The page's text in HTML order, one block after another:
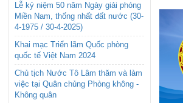
Lễ kỷ niệm 50 năm Ngày giải phóng
Miền Nam, thống nhất đất nước (30-
4-1975 / 30-4-2025)
Khai mạc Triển lãm Quốc phòng
quốc tế Việt Nam 2024
Chủ tịch Nước Tô Lâm thăm và làm
việc tại Quân chủng Phòng không -
Không quân